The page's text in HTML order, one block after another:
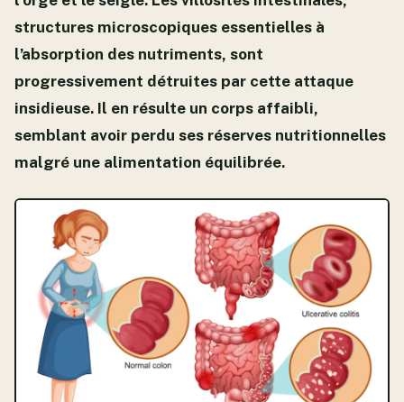
structures microscopiques essentielles à
l’absorption des nutriments, sont
progressivement détruites par cette attaque
insidieuse. Il en résulte un corps affaibli,
semblant avoir perdu ses réserves nutritionnelles
malgré une alimentation équilibrée.